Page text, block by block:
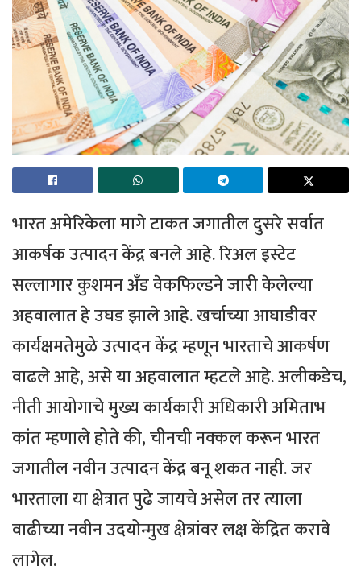
भारत अमेरिकेला मागे टाकत जगातील दुसरे सर्वात
आकर्षक उत्पादन केंद्र बनले आहे. रिअल इस्टेट
सल्लागार कुशमन अँड वेकफिल्डने जारी केलेल्या
अहवालात हे उघड झाले आहे. खर्चाच्या आघाडीवर
कार्यक्षमतेमुळे उत्पादन केंद्र म्हणून भारताचे आकर्षण
वाढले आहे, असे या अहवालात म्हटले आहे. अलीकडेच,
नीती आयोगाचे मुख्य कार्यकारी अधिकारी अमिताभ
कांत म्हणाले होते की, चीनची नक्कल करून भारत
जगातील नवीन उत्पादन केंद्र बनू शकत नाही. जर
भारताला या क्षेत्रात पुढे जायचे असेल तर त्याला
वाढीच्या नवीन उदयोन्मुख क्षेत्रांवर लक्ष केंद्रित करावे
लागेल.